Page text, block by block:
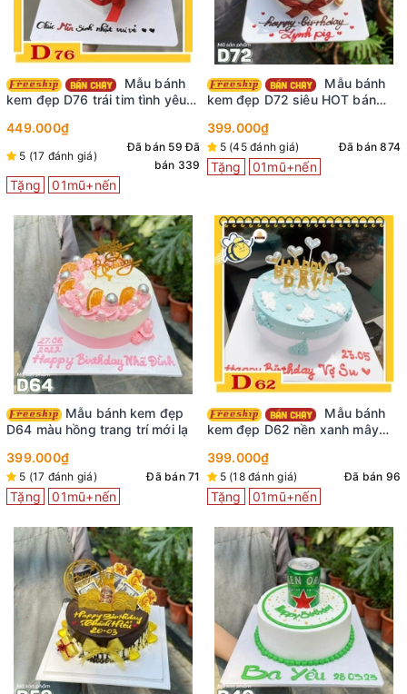
kem đẹp D76 trái tim tình yêu
449.000₫
5 (17 đánh giá)
Đã bán 59 Đã
bán 339
Tặng 01mũ+nến
kem đẹp D72 siêu HOT bán
399.000₫
5 (45 đánh giá) Đã bán 874
Tặng 01mũ+nến
Mẫu bánh kem đẹp
D64 màu hồng trang trí mới lạ
399.000₫
5 (17 đánh giá) Đã bán 71
Tặng 01mũ+nến
kem đẹp D62 nền xanh mây
399.000₫
5 (18 đánh giá) Đã bán 96
Tặng 01mũ+nến